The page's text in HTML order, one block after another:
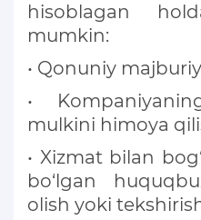
hisoblagan
mumkin:
• Qonuniy
•
mulkini himoya
• Xizmat bilan
bo‘lgan
olish yoki